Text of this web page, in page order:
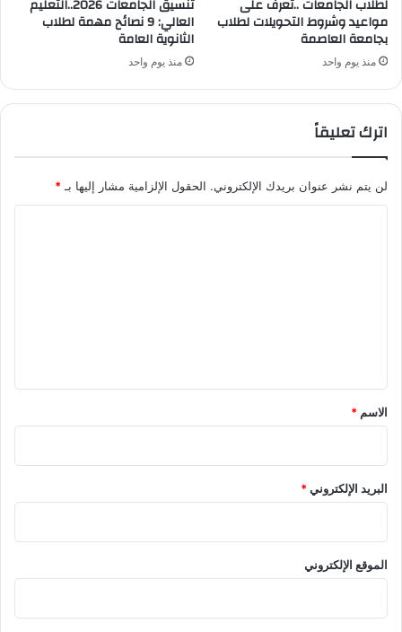
لطلاب الجامعات ..تعرف على
مواعيد وشروط التحويلات لطلاب
بجامعة العاصمة
منذ يوم واحد
تنسيق الجامعات 2026..التعليم
العالي: 9 نصائح مهمة لطلاب
الثانوية العامة
منذ يوم واحد
اترك تعليقاً
لن يتم نشر عنوان بريدك الإلكتروني. الحقول الإلزامية مشار إليها بـ *
*
الاسم *
البريد الإلكتروني*
الموقع الإلكتروني